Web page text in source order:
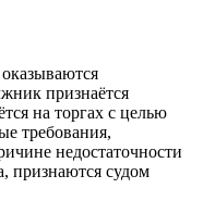
признаётся
на торгах с целью
требования,
недостаточности
признаются судом